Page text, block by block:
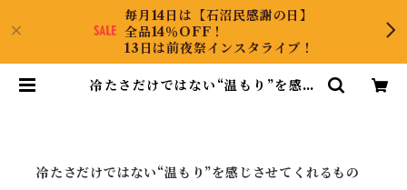
毎月14日は【石沼民感謝の日】
全品14％OFF！
13日は前夜祭インスタライブ！
冷たさだけではない“温もり”を感じ
冷たさだけではない“温もり”を感じさせてくれるもの